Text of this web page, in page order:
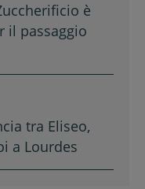
è
il passaggio
tra Eliseo,
a Lourdes